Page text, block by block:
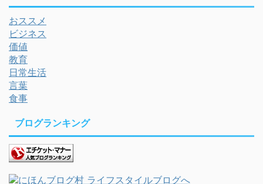
おススメ
ビジネス
価値
教育
日常生活
言葉
食事
ブログランキング